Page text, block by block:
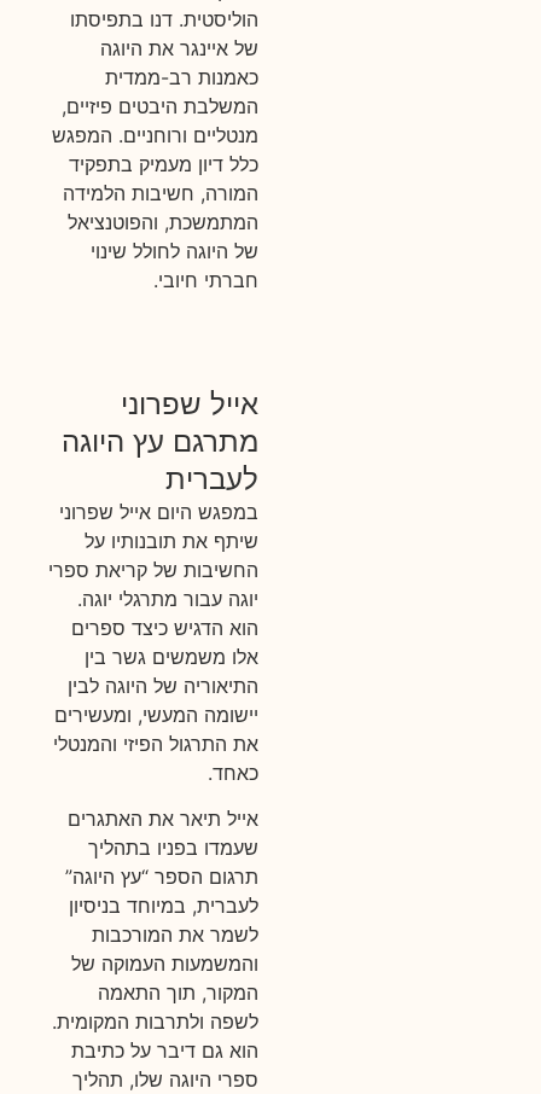
הוליסטית. דנו בתפיסתו
של איינגר את היוגה
כאמנות רב-ממדית
המשלבת היבטים פיזיים,
מנטליים ורוחניים. המפגש
כלל דיון מעמיק בתפקיד
המורה, חשיבות הלמידה
המתמשכת, והפוטנציאל
של היוגה לחולל שינוי
חברתי חיובי.
אייל שפרוני
מתרגם עץ היוגה
לעברית
במפגש היום אייל שפרוני
שיתף את תובנותיו על
החשיבות של קריאת ספרי
יוגה עבור מתרגלי יוגה.
הוא הדגיש כיצד ספרים
אלו משמשים גשר בין
התיאוריה של היוגה לבין
יישומה המעשי, ומעשירים
את התרגול הפיזי והמנטלי
כאחד.
אייל תיאר את האתגרים
שעמדו בפניו בתהליך
תרגום הספר “עץ היוגה”
לעברית, במיוחד בניסיון
לשמר את המורכבות
והמשמעות העמוקה של
המקור, תוך התאמה
לשפה ולתרבות המקומית.
הוא גם דיבר על כתיבת
ספרי היוגה שלו, תהליך